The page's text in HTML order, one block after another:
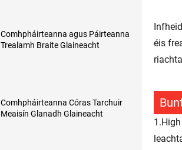
Comhpháirteanna agus Páirteanna
Trealamh Braite Glaineacht
Comhpháirteanna Córas Tarchuir
Meaisín Glanadh Glaineacht
éis